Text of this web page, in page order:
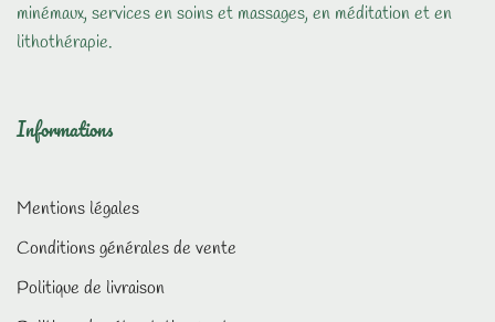
minémaux, services en soins et massages, en méditation et en
lithothérapie.
Informations
Mentions légales
Conditions générales de vente
Politique de livraison